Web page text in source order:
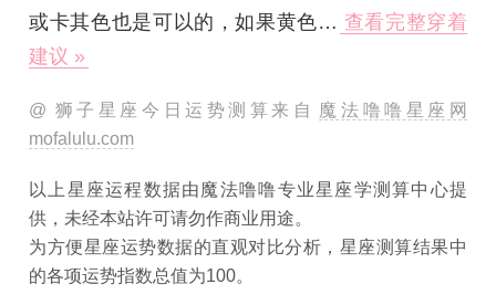
或卡其色也是可以的，如果黄色… 查看完整穿着
建议 »
@ 狮子星座今日运势测算来自
魔法噜噜星座网
mofalulu.com
以上星座运程数据由魔法噜噜专业星座学测算中心提
供，未经本站许可请勿作商业用途。
为方便星座运势数据的直观对比分析，星座测算结果中
的各项运势指数总值为100。